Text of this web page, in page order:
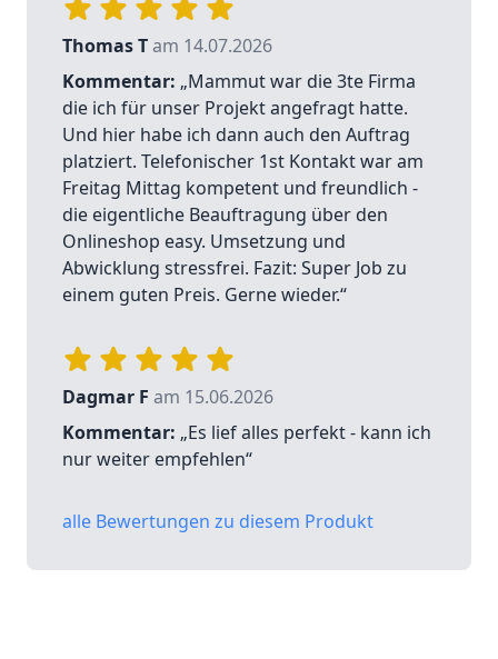
Thomas Tam 14.07.2026
Kommentar: „Mammut war die 3te Firma
die ich für unser Projekt angefragt hatte.
Und hier habe ich dann auch den Auftrag
platziert. Telefonischer 1st Kontakt war am
Freitag Mittag kompetent und freundlich -
die eigentliche Beauftragung über den
Onlineshop easy. Umsetzung und
Abwicklung stressfrei. Fazit: Super Job zu
einem guten Preis. Gerne wieder.“
Dagmar F am 15.06.2026
Kommentar: „Es lief alles perfekt - kann ich
nur weiter empfehlen“
alle Bewertungen zu diesem Produkt